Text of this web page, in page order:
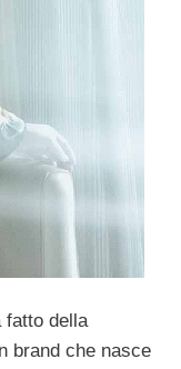
fatto della
brand che nasce